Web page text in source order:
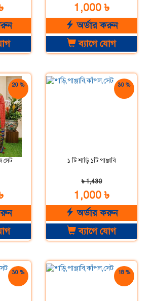
1,000 ৳
অর্ডার করুন
ব্যাগে যোগ
20 %
সেট
30 %
১ টি শাড়ি ১টি পাঞ্জাবি
৳ 1,430
1,000 ৳
অর্ডার করুন
ব্যাগে যোগ
30 %
18 %